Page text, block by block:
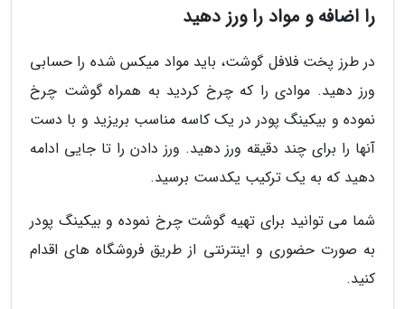
را اضافه و مواد را ورز دهید
در طرز پخت فلافل گوشت، باید مواد میکس شده را حسابی
ورز دهید. موادی را که چرخ کردید به همراه گوشت چرخ
نموده و بیکینگ پودر در یک کاسه مناسب بریزید و با دست
آنها را برای چند دقیقه ورز دهید. ورز دادن را تا جایی ادامه
دهید که به یک ترکیب یکدست برسید.
شما می توانید برای تهیه گوشت چرخ نموده و بیکینگ پودر
به صورت حضوری و اینترنتی از طریق فروشگاه های اقدام
کنید.